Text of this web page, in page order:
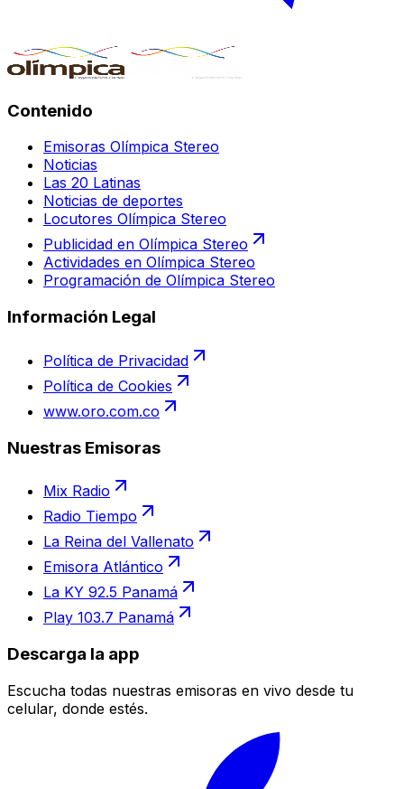
Contenido
Emisoras Olímpica Stereo
Noticias
Las 20 Latinas
Noticias de deportes
Locutores Olímpica Stereo
Publicidad en Olímpica Stereo
Actividades en Olímpica Stereo
Programación de Olímpica Stereo
Información Legal
Política de Privacidad
Política de Cookies
www.oro.com.co
Nuestras Emisoras
Mix Radio
Radio Tiempo
La Reina del Vallenato
Emisora Atlántico
La KY 92.5 Panamá
Play 103.7 Panamá
Descarga la app
Escucha todas nuestras emisoras en vivo desde tu
celular, donde estés.